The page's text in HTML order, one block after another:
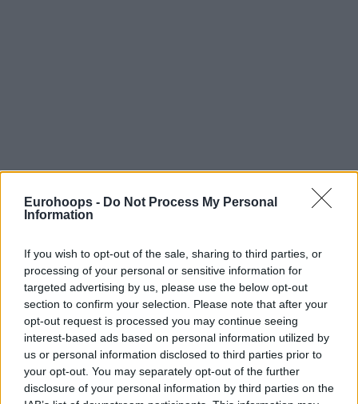
Eurohoops - Do Not Process My Personal
Information
If you wish to opt-out of the sale, sharing to third parties, or
processing of your personal or sensitive information for
targeted advertising by us, please use the below opt-out
section to confirm your selection. Please note that after your
opt-out request is processed you may continue seeing
interest-based ads based on personal information utilized by
us or personal information disclosed to third parties prior to
your opt-out. You may separately opt-out of the further
disclosure of your personal information by third parties on the
PorJavier Molero /jmolero@eurohoops.net